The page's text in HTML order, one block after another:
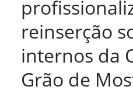
reinserção
internos da
Grão de